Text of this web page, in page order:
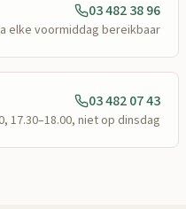
03 482 38 96
elke voormiddag bereikbaar
03 482 07 43
17.30–18.00, niet op dinsdag